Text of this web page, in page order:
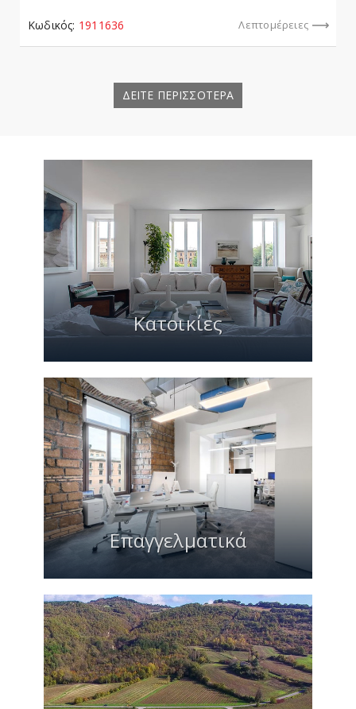
Κωδικός: 1911636 Λεπτομέρειες
ΔΕΙΤΕ ΠΕΡΙΣΣΟΤΕΡΑ
Κατοικίες
Επαγγελματικά